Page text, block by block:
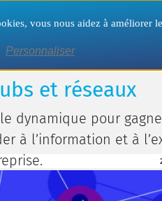
Formalités
et réseaux
dynamique pour
à l’information et à
vous nous aidez à améliorer
Personnaliser